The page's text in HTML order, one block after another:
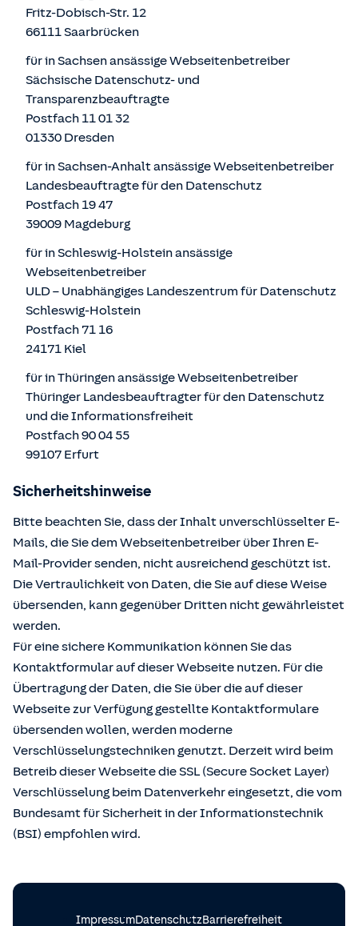
Fritz-Dobisch-Str. 12
66111 Saarbrücken
für in Sachsen ansässige Webseitenbetreiber
Sächsische Datenschutz- und
Transparenzbeauftragte
Postfach 11 01 32
01330 Dresden
für in Sachsen-Anhalt ansässige Webseitenbetreiber
Landesbeauftragte für den Datenschutz
Postfach 19 47
39009 Magdeburg
für in Schleswig-Holstein ansässige
Webseitenbetreiber
ULD – Unabhängiges Landeszentrum für Datenschutz
Schleswig-Holstein
Postfach 71 16
24171 Kiel
für in Thüringen ansässige Webseitenbetreiber
Thüringer Landesbeauftragter für den Datenschutz
und die Informationsfreiheit
Postfach 90 04 55
99107 Erfurt
Sicherheitshinweise
Bitte beachten Sie, dass der Inhalt unverschlüsselter E-
Mails, die Sie dem Webseitenbetreiber über Ihren E-
Mail-Provider senden, nicht ausreichend geschützt ist.
Die Vertraulichkeit von Daten, die Sie auf diese Weise
übersenden, kann gegenüber Dritten nicht gewährleistet
werden.
Für eine sichere Kommunikation können Sie das
Kontaktformular auf dieser Webseite nutzen. Für die
Übertragung der Daten, die Sie über die auf dieser
Webseite zur Verfügung gestellte Kontaktformulare
übersenden wollen, werden moderne
Verschlüsselungstechniken genutzt. Derzeit wird beim
Betreib dieser Webseite die SSL (Secure Socket Layer)
Verschlüsselung beim Datenverkehr eingesetzt, die vom
Bundesamt für Sicherheit in der Informationstechnik
(BSI) empfohlen wird.
ImpressumDatenschutzBarrierefreiheit